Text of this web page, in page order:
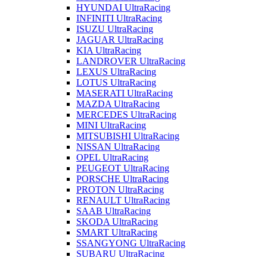
HYUNDAI UltraRacing
INFINITI UltraRacing
ISUZU UltraRacing
JAGUAR UltraRacing
KIA UltraRacing
LANDROVER UltraRacing
LEXUS UltraRacing
LOTUS UltraRacing
MASERATI UltraRacing
MAZDA UltraRacing
MERCEDES UltraRacing
MINI UltraRacing
MITSUBISHI UltraRacing
NISSAN UltraRacing
OPEL UltraRacing
PEUGEOT UltraRacing
PORSCHE UltraRacing
PROTON UltraRacing
RENAULT UltraRacing
SAAB UltraRacing
SKODA UltraRacing
SMART UltraRacing
SSANGYONG UltraRacing
SUBARU UltraRacing